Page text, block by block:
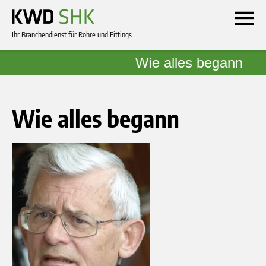
Ihr Branchendienst für Rohre und Fittings
Wie alles begann
Wie alles begann